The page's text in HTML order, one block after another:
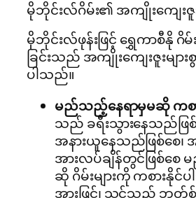
မိုဘိုင်းလ်ဂိမ်း၏ အကျိုးကျေးဇူး
မိုဘိုင်းလ်ဖုန်းဖြင့် ရွှေကာစီနို ဂိမ်
ခြင်းသည် အကျိုးကျေးဇူးများ
ပါသည်။
မည်သည့်နေရာမှမဆို ကစာ
သည် ခရီးသွားနေသည်ဖြ
အနားယူနေသည်ဖြစ်စေ၊
အားလပ်ချိန်တွင်ဖြစ်စေ
ဆို ဂိမ်းများကို ကစားနိုင်
အားဖြင့်၊ သင်သည် ဘတ်စ်